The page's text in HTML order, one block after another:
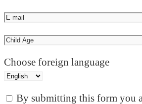
Choose foreign language
By submitting this form you